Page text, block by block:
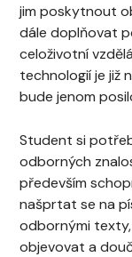
jim poskytnout
dále doplňovat
celoživotní
technologií je již
bude jenom
Student si
odborných
především
našprtat se na
odbornými
objevovat a